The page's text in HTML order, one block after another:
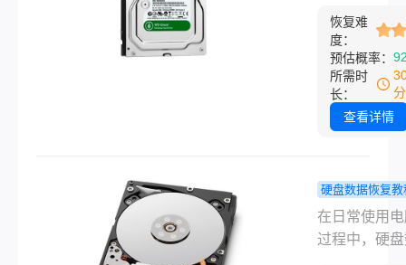
回！
们可能会不
硬盘格式化
存储在其中
数据丢失。
种情况，许
取正确的方
们仍然有机
被误格式化
数据。那么
恢复难
度：
预估概率：
所需时
长：
查看详情
硬盘数据恢复教
脑硬盘数据
后怎么恢复
在日常使用
过程中，硬